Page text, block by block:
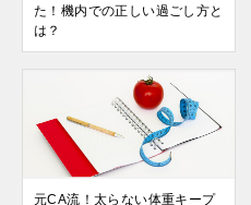
た！機内での正しい過ごし方と
は？
元CA流！太らない体重キープ